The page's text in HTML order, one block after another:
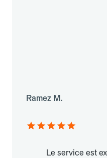
Ramez M.
Le service est